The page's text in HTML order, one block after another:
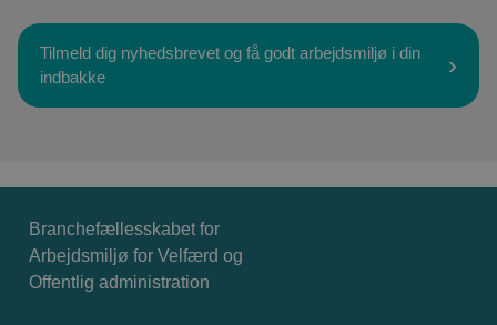
Tilmeld dig nyhedsbrevet og få godt arbejdsmiljø i din
indbakke
Branchefællesskabet for
Arbejdsmiljø for Velfærd og
Offentlig administration